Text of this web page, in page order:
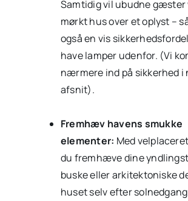
Samtidig vil ubudne
mørkt hus over et oplyst –
også en vis
have lamper udenfor. (Vi
nærmere ind på sikkerhed
afsnit).
Fremhæv havens smukke
elementer: Med
du fremhæve dine
buske eller arkitektoniske
huset selv efter